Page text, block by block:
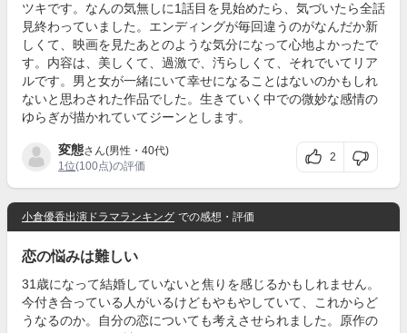
ツキです。なんの気無しに1話目を見始めたら、気づいたら全話
見終わっていました。エンディングが毎回違うのがなんだか新
しくて、映画を見たあとのような気分になって心地よかったで
す。内容は、美しくて、過激で、汚らしくて、それでいてリア
ルです。男と女が一緒にいて幸せになることはないのかもしれ
ないと思わされた作品でした。生きていく中での微妙な感情の
ゆらぎが描かれていてジーンとします。
変態さん(男性・40代)
1位(100点)の評価
2
小倉優香出演ドラマランキング での感想・評価
恋の悩みは難しい
31歳になって結婚していないと焦りを感じるかもしれません。
今付き合っている人がいるけどもやもやしていて、これからど
うなるのか。自分の恋についても考えさせられました。原作の